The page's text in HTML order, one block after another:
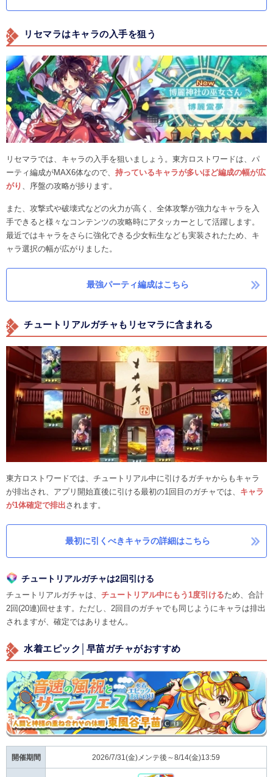
リセマラはキャラの入手を狙う
リセマラでは、キャラの入手を狙いましょう。東方ロストワードは、パ
ーティ編成がMAX6体なので、 持っているキャラが多いほど編成の幅が広
がり
、序盤の攻略が捗ります。
また、攻撃式や破壊式などの火力が高く、全体攻撃が強力なキャラを入
手できると様々なコンテンツの攻略時にアタッカーとして活躍します。
最近ではキャラをさらに強化できる少女転生なども実装されたため、キ
ャラ選択の幅が広がりました。
最強パーティ編成はこちら
チュートリアルガチャもリセマラに含まれる
東方ロストワードでは、チュートリアル中に引けるガチャからもキャラ
が排出され、アプリ開始直後に引ける最初の1回目のガチャでは、 キャラ
が1体確定で排出されます。
最初に引くべきキャラの詳細はこちら
チュートリアルガチャは2回引ける
チュートリアルガチャは、 チュートリアル中にもう1度引けるため、合計
2回(20連)回せます。ただし、2回目のガチャでも同じようにキャラは排出
されますが、確定ではありません。
水着エピック│早苗ガチャがおすすめ
開催期間 2026/7/31(金)メンテ後～8/14(金)13:59